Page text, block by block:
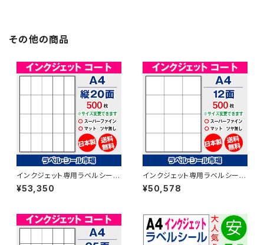
その他の商品
インクジェット専用ラベルシール
マットコートA4-縦20面 500枚
スーパーファイン T5Y4iA
¥53,350
インクジェット専用ラベルシール
マットコートA4-12面 500枚 ス
ーパーファイン T3Y4iA
¥50,578